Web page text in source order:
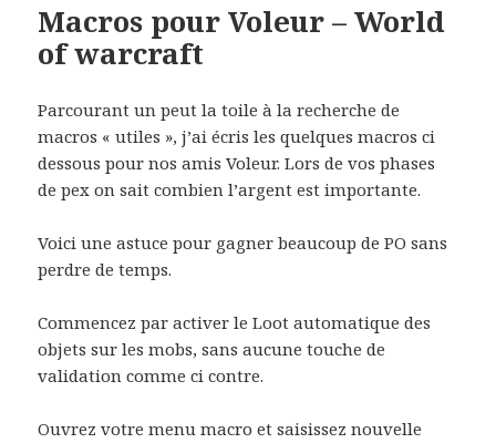
Macros pour Voleur – World
of warcraft
Parcourant un peut la toile à la recherche de
macros « utiles », j’ai écris les quelques macros ci
dessous pour nos amis Voleur. Lors de vos phases
de pex on sait combien l’argent est importante.
Voici une astuce pour gagner beaucoup de PO sans
perdre de temps.
Commencez par activer le Loot automatique des
objets sur les mobs, sans aucune touche de
validation comme ci contre.
Ouvrez votre menu macro et saisissez nouvelle